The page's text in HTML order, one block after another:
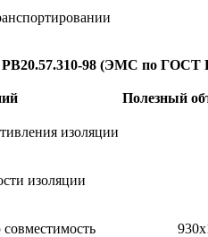
98 (ЭМС по ГОСТ
Полезный
изоляции
изоляции